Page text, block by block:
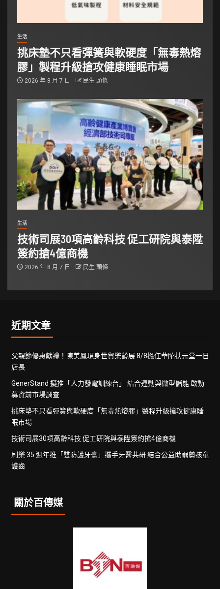
生活
挑床墊不只看彈簧與軟硬度「無毒熱熔
膠」製程升級搶攻健康睡眠市場
2026 年 8 月 7 日 民生 頭條
生活
技術司展30項高齡科技 促工研院與泰陞
簽約搶4億商機
2026 年 8 月 7 日 民生 頭條
近期文章
父親節優惠獻禮！陳美鳳現身世貿樂齡展 8/8擔任華陀扶元堂一日
店長
GenerStand 擬推「人力發電訓練台」 結合運動與微型儲能 啟動
募資前市場調查
挑床墊不只看彈簧與軟硬度「無毒熱熔膠」製程升級搶攻健康睡
眠市場
技術司展30項高齡科技 促工研院與泰陞簽約搶4億商機
刷樂 35 週年推「雙防護牙膏」攜手牙醫共研 結合公益助弱勢孩童
護齒
關於百傳媒